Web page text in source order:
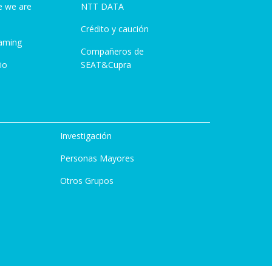
we are
NTT DATA
Crédito y caución
Compañeros de
SEAT&Cupra
Investigación
Personas Mayores
Otros Grupos